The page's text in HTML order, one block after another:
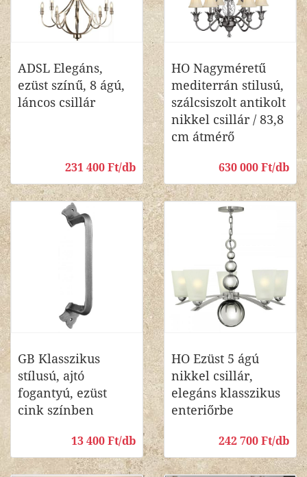
ADSL Elegáns,
ezüst színű, 8 ágú,
láncos csillár
231 400 Ft/db
HO Nagyméretű
mediterrán stilusú,
szálcsiszolt antikolt
nikkel csillár / 83,8
cm átmérő
630 000 Ft/db
GB Klasszikus
stílusú, ajtó
fogantyú, ezüst
cink színben
13 400 Ft/db
HO Ezüst 5 ágú
nikkel csillár,
elegáns klasszikus
enteriőrbe
242 700 Ft/db